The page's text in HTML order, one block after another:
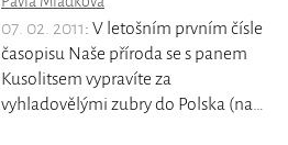
07. 02. 2011: V letošním prvním čísle
časopisu Naše příroda se s panem
Kusolitsem vypravíte za
vyhladovělými zubry do Polska (na…